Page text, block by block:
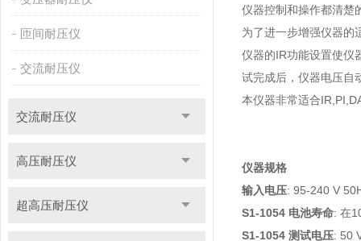
匝间耐压仪
交流耐压仪
交流耐压仪
高压耐压仪
超高压耐压仪
仪器控制和操作都清楚
为了进一步增强仪器的
仪器的IR功能设置使仪
试完成后，仪器电压自
本仪器非常适合
仪器规格
输入电压: 95-240 V
S1-1054 电池寿命: 在
S1-1054 测试电压: 50